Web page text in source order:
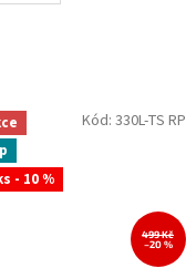
- 10 %
499 Kč
–20 %
Kód: 330L-TS RP